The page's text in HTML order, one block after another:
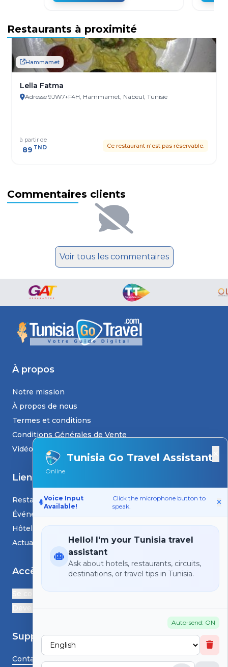
Restaurants à proximité
Hammamet
Lella Fatma
Adresse 9JW7+F4H, Hammamet, Nabeul, Tunisie
à partir de
89 TND Ce restaurant n'est pas réservable.
Commentaires clients
Voir tous les commentaires
Tunisia Go Travel Assistant
Online
Voice Input
Available!
Click the microphone button to
speak.
Hello! I'm your Tunisia travel
assistant
Ask about hotels, restaurants, circuits,
destinations, or travel tips in Tunisia.
Auto-send: ON
À propos
Notre mission
À propos de nous
Termes et conditions
Conditions Générales de Vente
Vidéos
Liens
Restaurants
Événements
Hôtels
Actualités et blogs
Accès
Se connecter
Support
Contactez-nous